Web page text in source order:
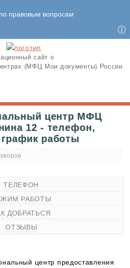
сайт о
(МФЦ Мои документы) России
центр МФЦ
12 - телефон,
работы
ТЕЛЕФОН
РАБОТЫ
ДОБРАТЬСЯ
ОТЗЫВЫ
центр предоставления